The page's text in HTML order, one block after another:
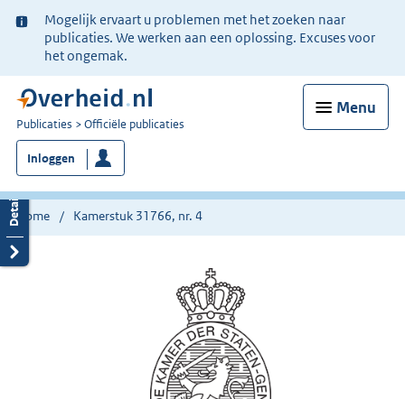
Ter
informatie:
Mogelijk ervaart u problemen met het zoeken naar
publicaties. We werken aan een oplossing. Excuses voor
het ongemak.
Menu
U
bent
nu
hier:
Publicaties Officiële publicaties
Inloggen
Home Kamerstuk 31766, nr. 4